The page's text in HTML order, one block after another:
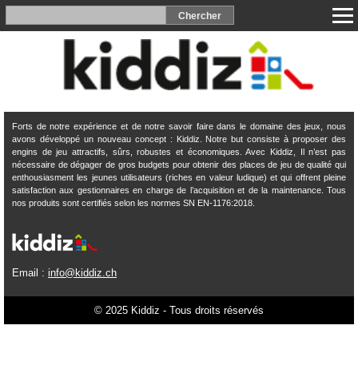
Forts de notre expérience et de notre savoir faire dans le domaine des jeux, nous
avons développé un nouveau concept : Kiddiz. Notre but consiste à proposer des
engins de jeu attractifs, sûrs, robustes et économiques. Avec Kiddiz, Il n’est pas
nécessaire de dégager de gros budgets pour obtenir des places de jeu de qualité qui
enthousiasment les jeunes utilisateurs (riches en valeur ludique) et qui offrent pleine
satisfaction aux gestionnaires en charge de l’acquisition et de la maintenance. Tous
nos produits sont certifiés selon les normes SN EN-1176:2018.
Email : info@kiddiz.ch
© 2025 Kiddiz - Tous droits réservés